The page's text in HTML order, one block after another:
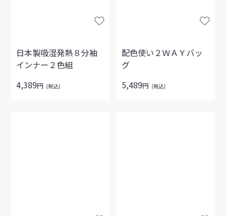
日本製吸湿発熱８分袖
インナー２色組
4,389円 (税込)
配色使い２ＷＡＹバッ
グ
5,489円 (税込)